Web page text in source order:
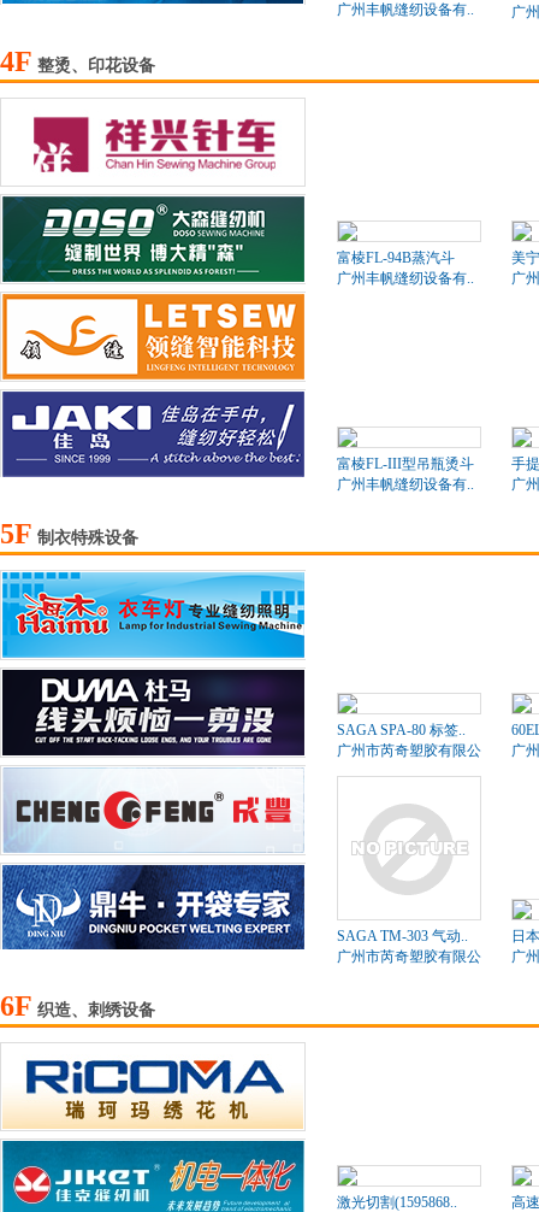
广州丰帆缝纫设备有.. 广
4F 整烫、印花设备
富棱FL-94B蒸汽斗
广州丰帆缝纫设备有..
美
广
富棱FL-III型吊瓶烫斗
广州丰帆缝纫设备有..
手提
广
5F 制衣特殊设备
SAGA SPA-80 标签..
广州市芮奇塑胶有限公司
广
SAGA TM-303 气动..
广州市芮奇塑胶有限公司
日
广
6F 织造、刺绣设备
激光切割(1595868..
高